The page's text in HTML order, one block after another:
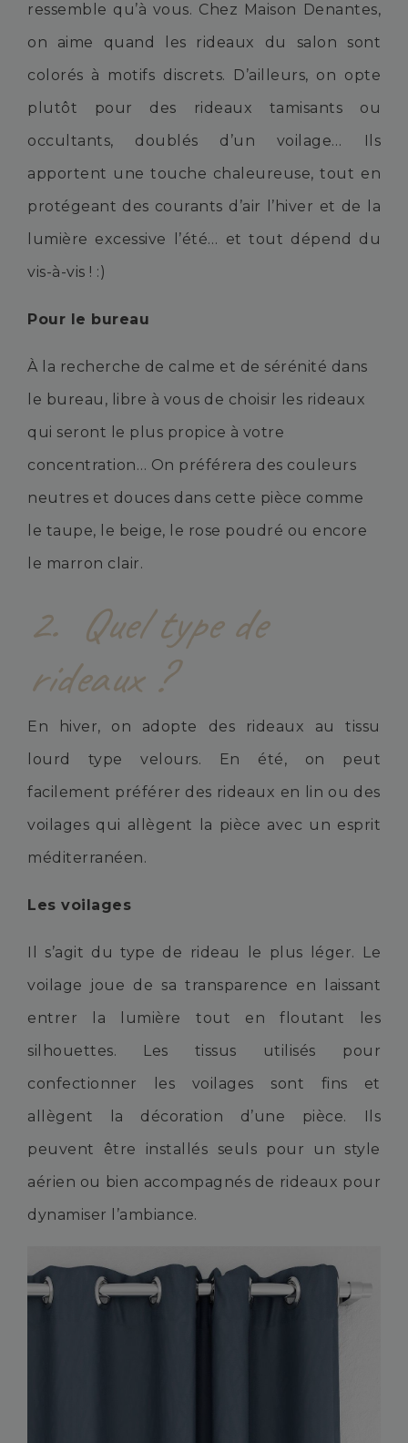
ressemble qu’à vous. Chez Maison Denantes,
on aime quand les rideaux du salon sont
colorés à motifs discrets. D’ailleurs, on opte
plutôt pour des rideaux tamisants ou
occultants, doublés d’un voilage… Ils
apportent une touche chaleureuse, tout en
protégeant des courants d’air l’hiver et de la
lumière excessive l’été… et tout dépend du
vis-à-vis ! :)
Pour le bureau
À la recherche de calme et de sérénité dans
le bureau, libre à vous de choisir les rideaux
qui seront le plus propice à votre
concentration… On préférera des couleurs
neutres et douces dans cette pièce comme
le taupe, le beige, le rose poudré ou encore
le marron clair.
2. Quel type de
rideaux ?
En hiver, on adopte des rideaux au tissu
lourd type velours. En été, on peut
facilement préférer des rideaux en lin ou des
voilages qui allègent la pièce avec un esprit
méditerranéen.
Les voilages
Il s’agit du type de rideau le plus léger. Le
voilage joue de sa transparence en laissant
entrer la lumière tout en floutant les
silhouettes. Les tissus utilisés pour
confectionner les voilages sont fins et
allègent la décoration d’une pièce. Ils
peuvent être installés seuls pour un style
aérien ou bien accompagnés de rideaux pour
dynamiser l’ambiance.